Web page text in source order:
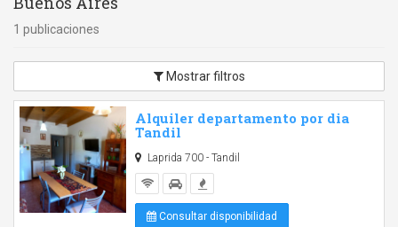
1 publicaciones
Mostrar filtros
Alquiler departamento por dia
Tandil
Laprida 700 - Tandil
Consultar disponibilidad